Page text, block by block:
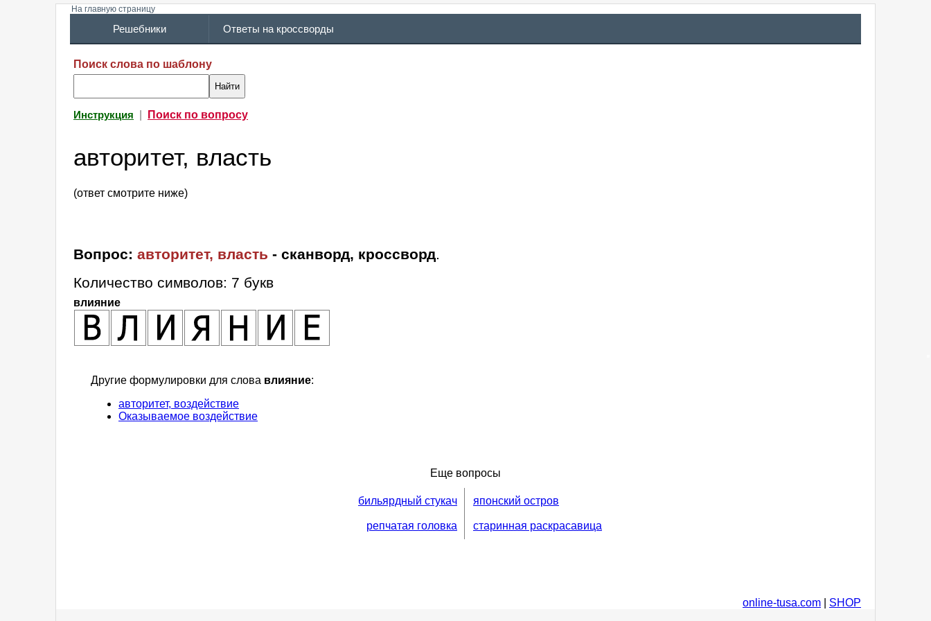
На главную страницу
Решебники Ответы на кроссворды
Поиск слова по шаблону
Инструкция Поиск по вопросу
авторитет, власть
(ответ смотрите ниже)
Вопрос: авторитет, власть - сканворд, кроссворд.
Количество символов: 7 букв
влияние
Другие формулировки для слова влияние:
авторитет, воздействие
Оказываемое воздействие
Еще вопросы
бильярдный стукач
репчатая головка
японский остров
старинная раскрасавица
online-tusa.com SHOP